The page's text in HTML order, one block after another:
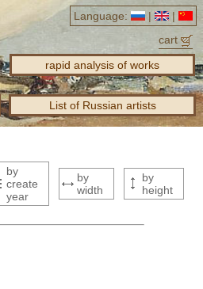
Language: |
|
cart
rapid analysis of works
List of Russian artists
by
create
year
by
width
by
height